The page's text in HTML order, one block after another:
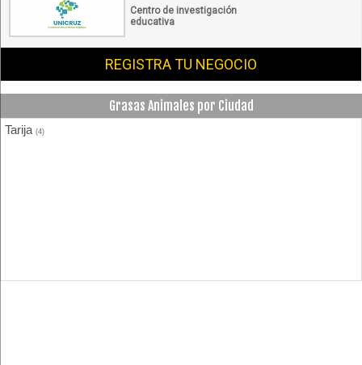
Centro de investigación
educativa
REGISTRA TU NEGOCIO
Grasas Animales por Ciudad
Tarija (4)